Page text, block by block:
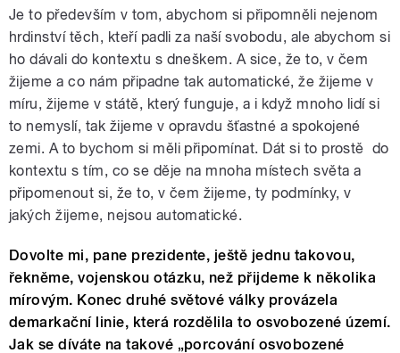
Je to především v tom, abychom si připomněli nejenom
hrdinství těch, kteří padli za naší svobodu, ale abychom si
ho dávali do kontextu s dneškem. A sice, že to, v čem
žijeme a co nám připadne tak automatické, že žijeme v
míru, žijeme v státě, který funguje, a i když mnoho lidí si
to nemyslí, tak žijeme v opravdu šťastné a spokojené
zemi. A to bychom si měli připomínat. Dát si to prostě do
kontextu s tím, co se děje na mnoha místech světa a
připomenout si, že to, v čem žijeme, ty podmínky, v
jakých žijeme, nejsou automatické.
Dovolte mi, pane prezidente, ještě jednu takovou,
řekněme, vojenskou otázku, než přijdeme k několika
mírovým. Konec druhé světové války provázela
demarkační linie, která rozdělila to osvobozené území.
Jak se díváte na takové „porcování osvobozené